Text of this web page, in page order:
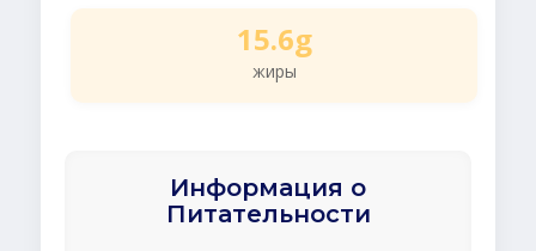
15.6g
жиры
Информация о
Питательности